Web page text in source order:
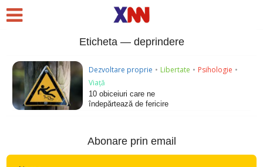
Eticheta — deprindere
Dezvoltare proprie • Libertate • Psihologie •
Viață
10 obiceiuri care ne
îndepărtează de fericire
Abonare prin email